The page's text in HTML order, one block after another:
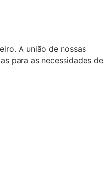
A união de nossas
para as necessidades de